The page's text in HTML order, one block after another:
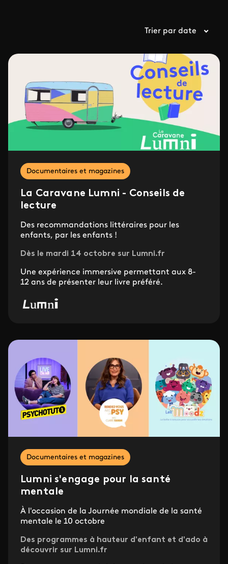
Trier par date
Documentaires et magazines
La Caravane Lumni - Conseils de
lecture
Des recommandations littéraires pour les
enfants, par les enfants !
Dès le mardi 14 octobre sur Lumni.fr
Une expérience immersive permettant aux 8-
12 ans de présenter leur livre préféré.
Documentaires et magazines
Lumni s'engage pour la santé
mentale
À l'occasion de la Journée mondiale de la santé
mentale le 10 octobre
Des programmes à hauteur d'enfant et d'ado à
découvrir sur Lumni.fr